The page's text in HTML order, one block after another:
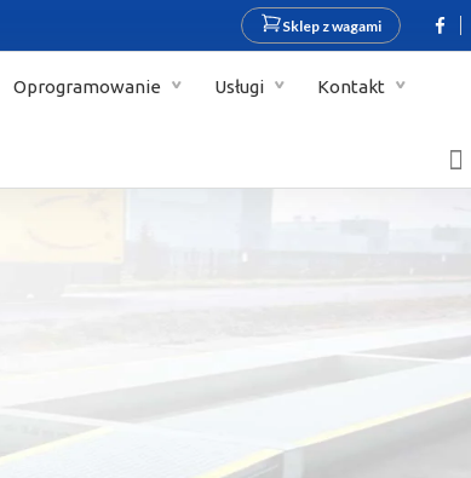
Sklep z wagami
Oprogramowanie Usługi Kontakt